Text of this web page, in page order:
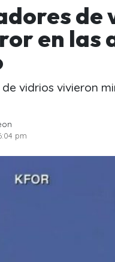
de
en las
vidrios vivieron
pm